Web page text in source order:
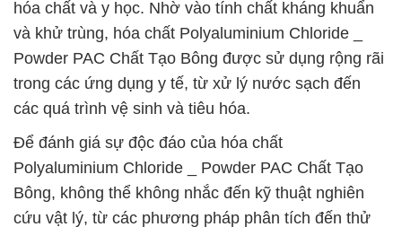
hóa chất và y học. Nhờ vào tính chất kháng khuẩn
và khử trùng, hóa chất Polyaluminium Chloride _
Powder PAC Chất Tạo Bông được sử dụng rộng rãi
trong các ứng dụng y tế, từ xử lý nước sạch đến
các quá trình vệ sinh và tiêu hóa.
Để đánh giá sự độc đáo của hóa chất
Polyaluminium Chloride _ Powder PAC Chất Tạo
Bông, không thể không nhắc đến kỹ thuật nghiên
cứu vật lý, từ các phương pháp phân tích đến thử